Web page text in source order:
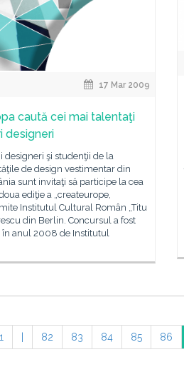
17 Mar 2009
caută cei mai talentaţi
designeri
designeri şi studenţii de la
de design vestimentar din
sunt invitaţi să participe la cea
ediţie a „createurope,
Institutul Cultural Român „Titu
din Berlin. Concursul a fost
în anul 2008 de Institutul
1 82 83 84 85 86